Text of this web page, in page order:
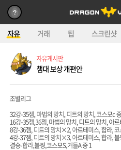
자유 거래 팁 스크린샷
자유게시판
챔대 보상 개편안
조별리그
32강-35젬, 마법의 망치, 디트의 망치, 코스모c
16강-35젬,36젬, 마법의 망치, 디트의 망치, 아
8강-36젬, 디트의 망치×2, 아르테미스, 합라,
4강-37젬, 디트의 망치×3, 아르테미스, 합라, 블
결승-합라,블찡,코스모S,거들A 중 1